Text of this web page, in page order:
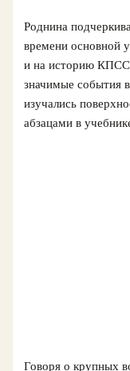
Роднина
времени основной
и на историю
значимые события
изучались
абзацами в
Говоря о крупных